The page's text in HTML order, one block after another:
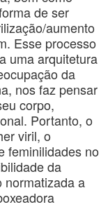
de ser
aumento
Esse processo
uma arquitetura
da
nos faz pensar
corpo,
Portanto, o
viril, o
feminilidades no
da
normatizada a